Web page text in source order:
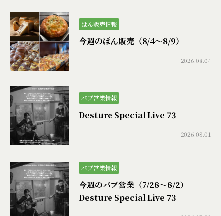
ぱん販売情報
今週のぱん販売（8/4〜8/9）
2026.08.04
パブ営業情報
Desture Special Live 73
2026.08.01
パブ営業情報
今週のパブ営業（7/28〜8/2）
Desture Special Live 73